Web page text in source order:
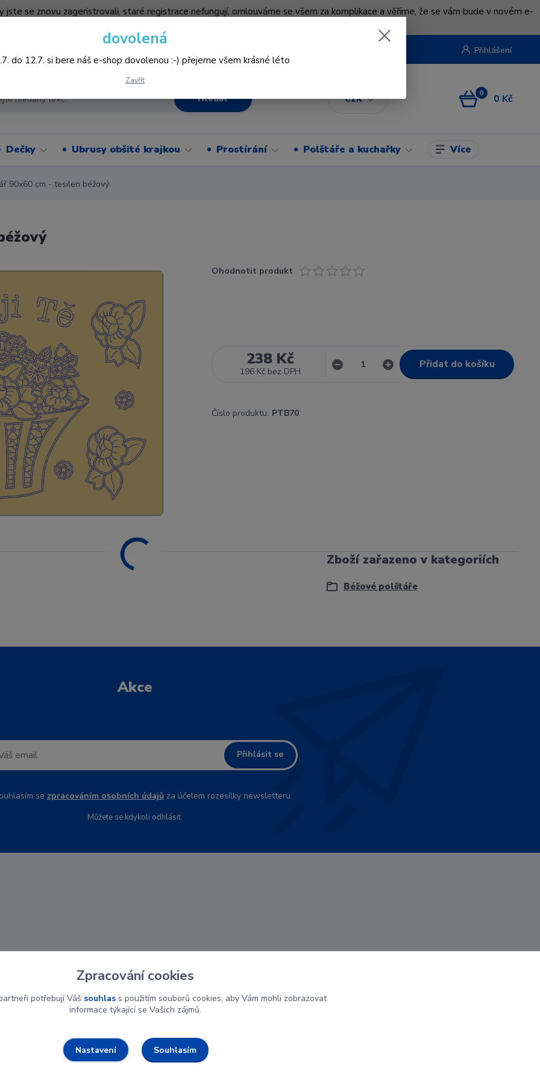
jste se znovu zageristrovali, staré registrace nefungují, omlouváme se všem za komplikace a věříme, že se vám bude v novém e-
CZK
Přihlášení
Hledat 0 0 Kč
Dečky Ubrusy obšité krajkou Prostírání Polštáře a kuchařky Více
90x60 cm - tesilen béžový
Ohodnotit produkt
238 Kč
196 Kč bez DPH
Přidat do košíku
Číslo produktu: PTB70
Zboží zařazeno v kategoriích
Béžové polštáře
Akce
Přihlásit se
se zpracováním osobních údajůza účelem rozesílky newsletteru.
Můžete se kdykoli odhlásit.
dovolená
do 12.7. si bere náš e-shop dovolenou :-) přejeme všem krásné léto
Zavřít
Zpracování cookies
potřebují Váš souhlass použitím souborů cookies, aby Vám mohli zobrazovat
informace týkající se Vašich zájmů.
Nastavení Souhlasím